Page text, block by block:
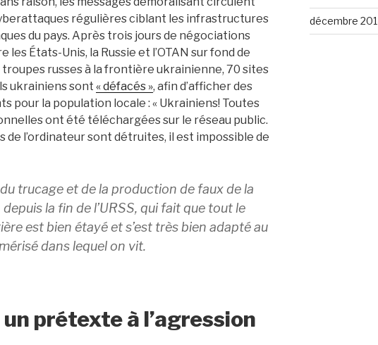
régulières ciblant les infrastructures
du pays. Après trois jours de négociations
États-Unis, la Russie et l’OTAN sur fond de
russes à la frontière ukrainienne, 70 sites
ukrainiens sont « défacés », afin d’afficher des
pour la population locale : « Ukrainiens! Toutes
ont été téléchargées sur le réseau public.
de l’ordinateur sont détruites, il est impossible de
trucage et de la production de faux de la
la fin de l’URSS, qui fait que tout le
est bien étayé et s’est très bien adapté au
dans lequel on vit.
prétexte à l’agression
décembre